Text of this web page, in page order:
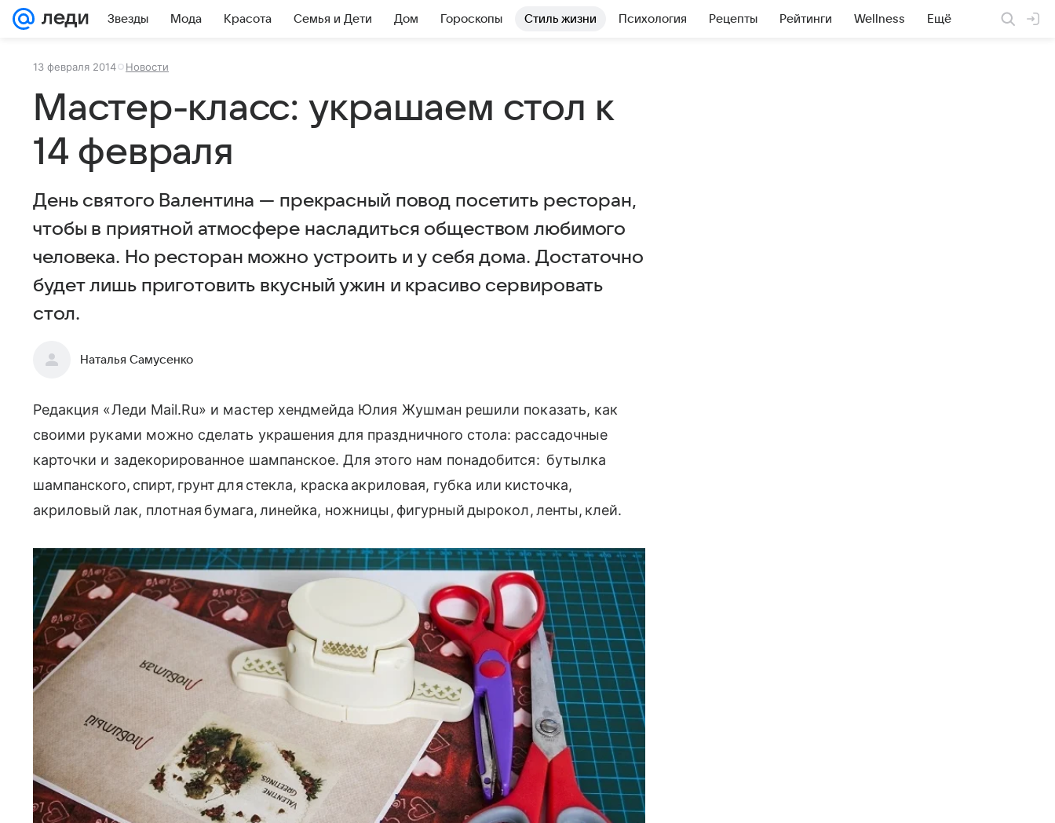
Звезды Мода Красота Семья и Дети Дом Гороскопы Стиль жизни Психология Рецепты Рейтинги Wellness Ещё
13 февраля 2014 Новости
Мастер-класс: украшаем стол к
14 февраля
День святого Валентина — прекрасный повод посетить ресторан,
чтобы в приятной атмосфере насладиться обществом любимого
человека. Но ресторан можно устроить и у себя дома. Достаточно
будет лишь приготовить вкусный ужин и красиво сервировать
стол.
Наталья Самусенко
Редакция «Леди Mail.Ru» и мастер хендмейда Юлия Жушман решили показать, как
своими руками можно сделать украшения для праздничного стола: рассадочные
карточки и задекорированное шампанское. Для этого нам понадобится: бутылка
шампанского, спирт, грунт для стекла, краска акриловая, губка или кисточка,
акриловый лак, плотная бумага, линейка, ножницы, фигурный дырокол, ленты, клей.